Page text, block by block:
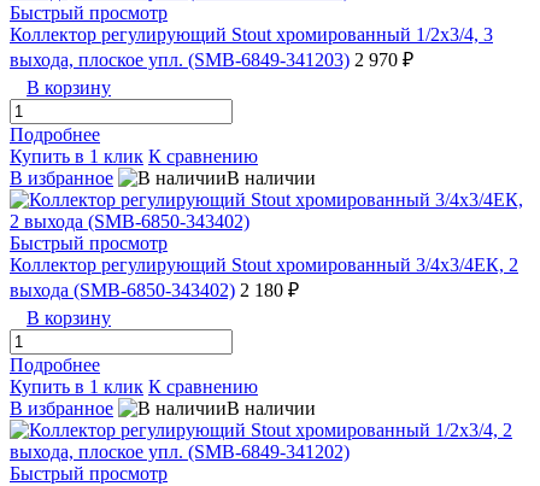
Быстрый просмотр
Коллектор регулирующий Stout хромированный 1/2x3/4, 3
выхода, плоское упл. (SMB-6849-341203) 2 970 ₽
В корзину
Подробнее
Купить в 1 клик К сравнению
В избранное
В наличии
Быстрый просмотр
Коллектор регулирующий Stout хромированный 3/4x3/4ЕК, 2
выхода (SMB-6850-343402) 2 180 ₽
В корзину
Подробнее
Купить в 1 клик К сравнению
В избранное
В наличии
Быстрый просмотр